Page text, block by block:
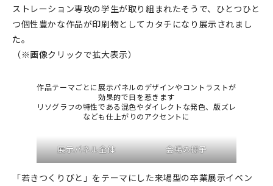
おすすめ特集
イベント・ワークショップ
おしらせ
ストレーション専攻の学生が取り組まれたそうで、ひとつひと
つ個性豊かな作品が印刷物としてカタチになり展示されまし
た。
（※画像クリックで拡大表示）
作品テーマごとに展示パネルのデザインやコントラストが
効果的で目を惹きます
リソグラフの特性である混色やダイレクトな発色、版ズレ
なども仕上がりのアクセントに
展示パネル全体 会場の様子
「若きつくりびと」をテーマにした来場型の卒業展示イベン